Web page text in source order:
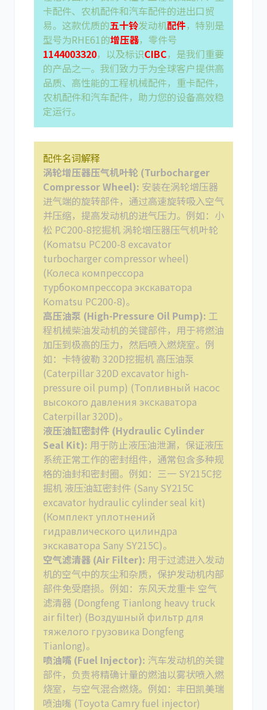
卡配件、农机配件和汽车配件的进出口贸
易。这款优质的五十铃发动机配件，特别是
型号为RHE61的增压器，零件号
1144003320，以及标识CIBC，是我们重要
的产品之一。我们致力于为全球客户提供高
品质、高性能的工程机械配件，重卡配件，
农机配件和汽车配件，助力您的设备高效稳
定运行。
配件名词解释
涡轮增压器压气机叶轮 (Turbocharger
Compressor Wheel): 安装在涡轮增压器
进气端的旋转部件，通过高速旋转吸入空气
并压缩，提高发动机的进气压力。例如：小
松 PC200-8挖掘机 涡轮增压器压气机叶轮
(Komatsu PC200-8 excavator
turbocharger compressor wheel)
(Колеса компрессора
турбокомпрессора экскаватора
Komatsu PC200-8)。
高压油泵 (High-Pressure Oil Pump): 工
程机械柴油发动机的关键部件，用于将燃油
加压到极高的压力，然后喷入燃烧室。例
如：卡特彼勒 320D挖掘机 高压油泵
(Caterpillar 320D excavator high-
pressure oil pump) (Топливный насос
высокого давления экскаватора
Caterpillar 320D)。
液压油缸密封件 (Hydraulic Cylinder
Seal Kit): 用于防止液压油泄漏，保证液压
系统正常工作的密封组件，通常包含多种规
格的油封和密封圈。例如：三一 SY215C挖
掘机 液压油缸密封件 (Sany SY215C
excavator hydraulic cylinder seal kit)
(Комплект уплотнений
гидравлического цилиндра
экскаватора Sany SY215C)。
空气滤清器 (Air Filter): 用于过滤进入发动
机的空气中的灰尘和杂质，保护发动机内部
部件免受磨损。例如：东风天龙重卡 空气
滤清器 (Dongfeng Tianlong heavy truck
air filter) (Воздушный фильтр для
тяжелого грузовика Dongfeng
Tianlong)。
喷油嘴 (Fuel Injector): 汽车发动机的关键
部件，负责将精确计量的燃油以雾状喷入燃
烧室，与空气混合燃烧。例如：丰田凯美瑞
喷油嘴 (Toyota Camry fuel injector)